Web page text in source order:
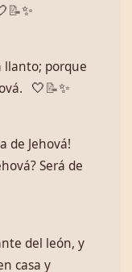
📝✨
llanto; porque
🤍 📝✨
de Jehová!
Será de
del león, y
casa y